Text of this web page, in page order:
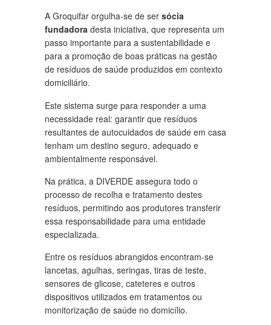
A Groquifar orgulha-se de ser sócia
fundadora desta iniciativa, que representa um
passo importante para a sustentabilidade e
para a promoção de boas práticas na gestão
de resíduos de saúde produzidos em contexto
domiciliário.
Este sistema surge para responder a uma
necessidade real: garantir que resíduos
resultantes de autocuidados de saúde em casa
tenham um destino seguro, adequado e
ambientalmente responsável.
Na prática, a DIVERDE assegura todo o
processo de recolha e tratamento destes
resíduos, permitindo aos produtores transferir
essa responsabilidade para uma entidade
especializada.
Entre os resíduos abrangidos encontram-se
lancetas, agulhas, seringas, tiras de teste,
sensores de glicose, cateteres e outros
dispositivos utilizados em tratamentos ou
monitorização de saúde no domicílio.